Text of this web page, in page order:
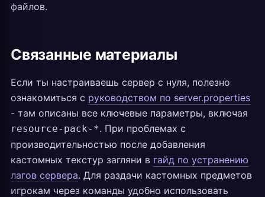
файлов.
Связанные материалы
Если ты настраиваешь сервер с нуля, полезно
ознакомиться с руководством по server.properties
- там описаны все ключевые параметры, включая
resource-pack-*. При проблемах с
производительностью после добавления
кастомных текстур загляни в гайд по устранению
лагов сервера. Для раздачи кастомных предметов
игрокам через команды удобно использовать